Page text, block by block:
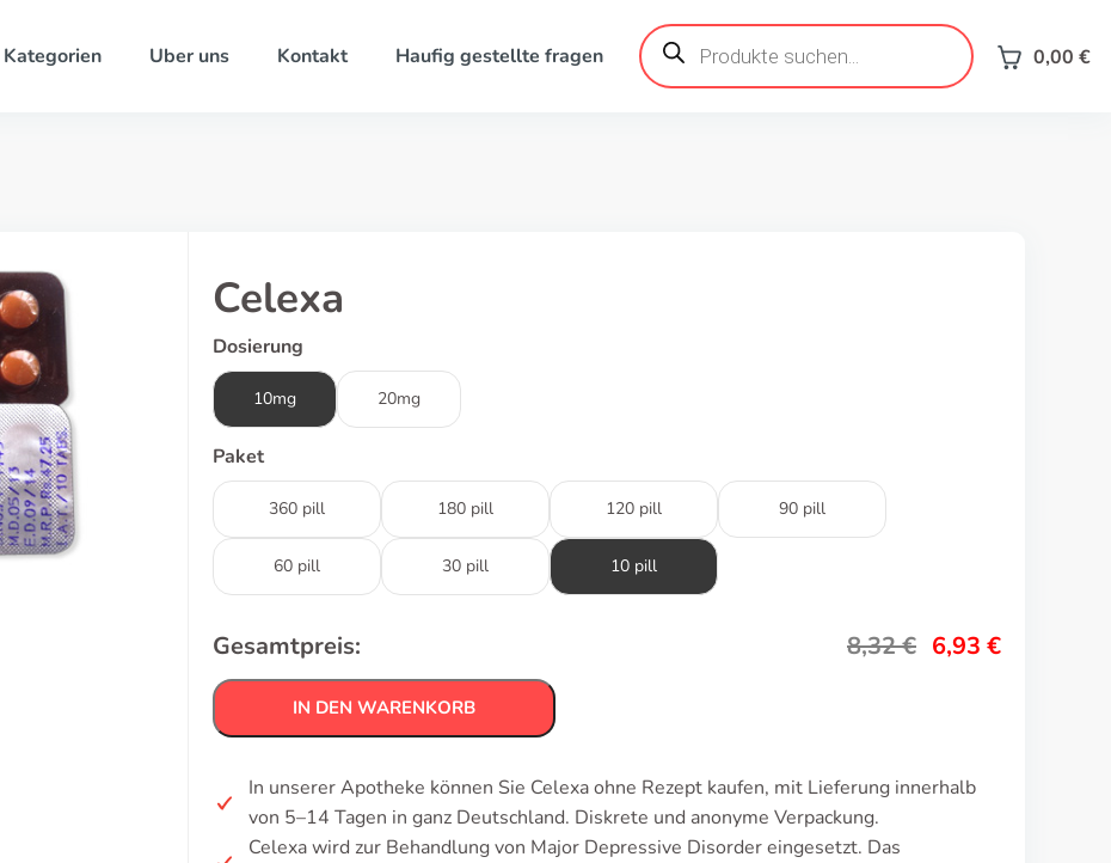
Kategorien Uber uns Kontakt Haufig gestellte fragen
Products
search 0,00 €
Celexa
Dosierung
10mg 20mg
Paket
360 pill 180 pill 120 pill 90 pill
60 pill 30 pill 10 pill
Gesamtpreis: 8,32€ 6,93 €
IN DEN WARENKORB
In unserer Apotheke können Sie Celexa ohne Rezept kaufen, mit Lieferung innerhalb
von 5–14 Tagen in ganz Deutschland. Diskrete und anonyme Verpackung.
Celexa wird zur Behandlung von Major Depressive Disorder eingesetzt. Das